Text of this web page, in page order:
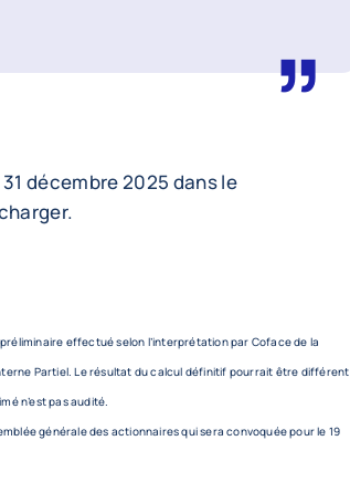
décembre 2025 dans le
effectué selon l’interprétation par Coface de la
Partiel. Le résultat du calcul définitif pourrait être différent
n’est pas audité.
générale des actionnaires qui sera convoquée pour le 19